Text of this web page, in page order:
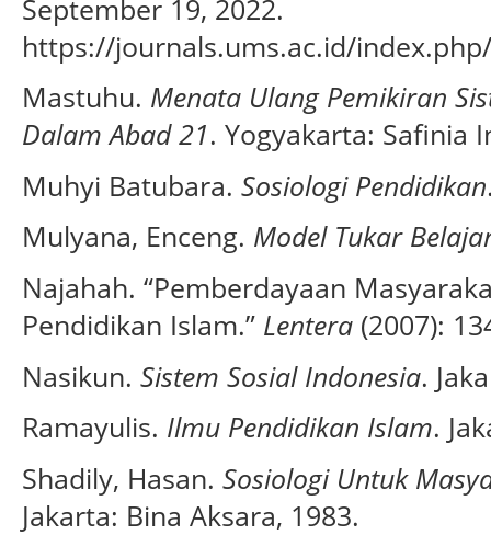
September 19, 2022.
https://journals.ums.ac.id/
Mastuhu. Menata Ulang Pemikiran
Dalam Abad 21. Yogyakarta: Safinia
Muhyi Batubara. Sosiologi Pendidikan
Mulyana, Enceng. Model Tukar
Najahah. “Pemberdayaan
Pendidikan Islam.” Lentera (2007):
Nasikun. Sistem Sosial Indonesia.
Ramayulis. Ilmu Pendidikan Islam.
Shadily, Hasan. Sosiologi Untuk
Jakarta: Bina Aksara, 1983.